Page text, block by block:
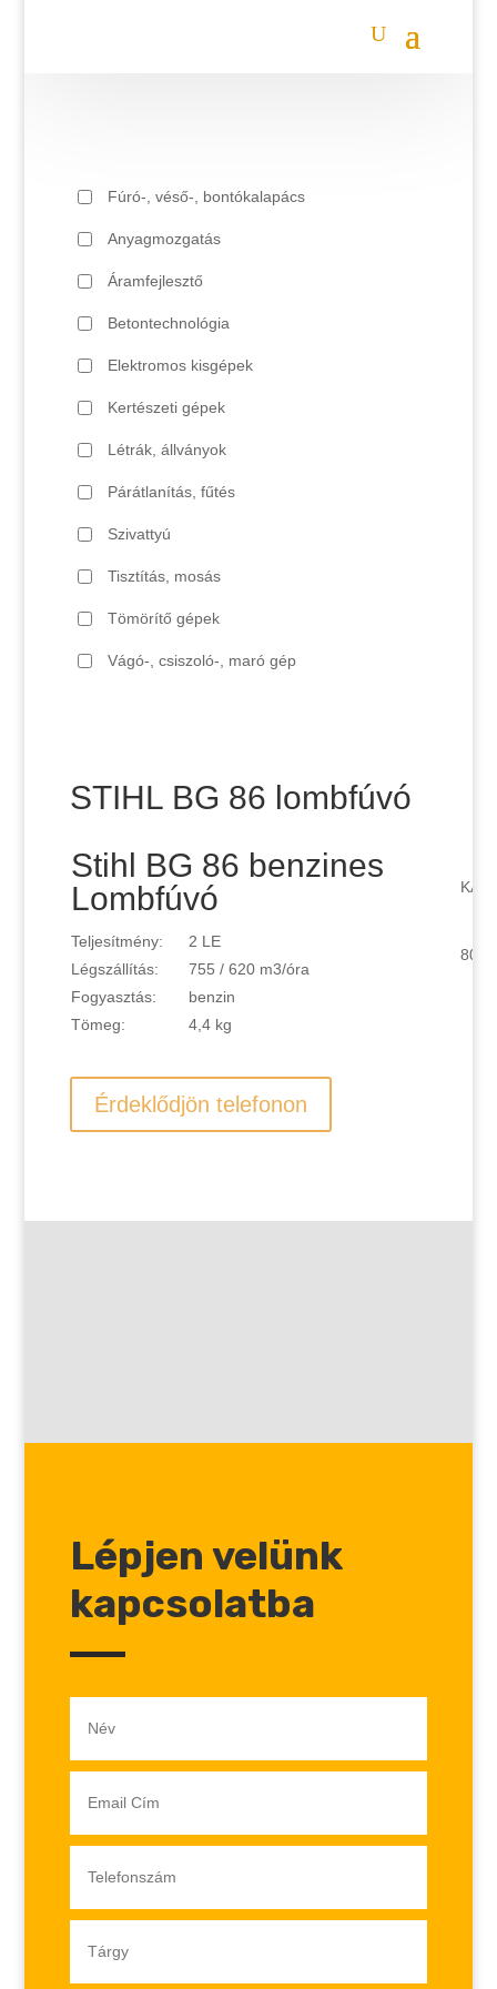
Fúró-, véső-, bontókalapács
Anyagmozgatás
Áramfejlesztő
Betontechnológia
Elektromos kisgépek
Kertészeti gépek
Létrák, állványok
Párátlanítás, fűtés
Szivattyú
Tisztítás, mosás
Tömörítő gépek
Vágó-, csiszoló-, maró gép
STIHL BG 86 lombfúvó
Stihl BG 86 benzines
Lombfúvó
Teljesítmény: 2 LE
8000
Légszállítás:
755 / 620 m3/óra
Fogyasztás:
benzin
Tömeg:
4,4 kg
Érdeklődjön telefonon
Lépjen velünk
kapcsolatba